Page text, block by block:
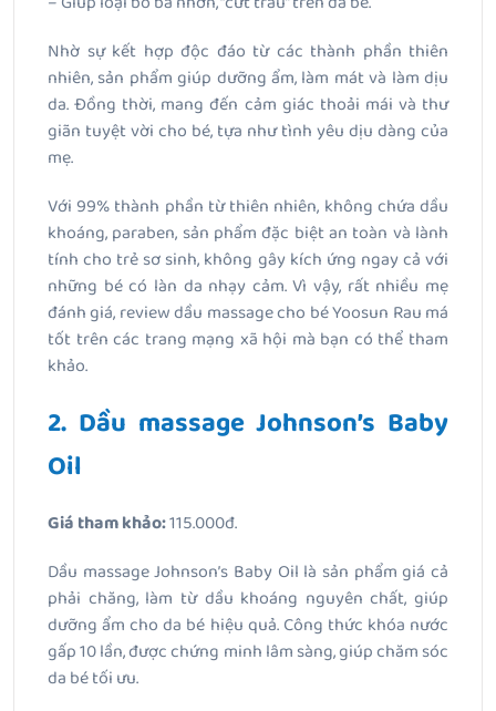
Nhờ sự kết hợp độc đáo từ các thành phần thiên
nhiên, sản phẩm giúp dưỡng ẩm, làm mát và làm dịu
da. Đồng thời, mang đến cảm giác thoải mái và thư
giãn tuyệt vời cho bé, tựa như tình yêu dịu dàng của
mẹ.
Với 99% thành phần từ thiên nhiên, không chứa dầu
khoáng, paraben, sản phẩm đặc biệt an toàn và lành
tính cho trẻ sơ sinh, không gây kích ứng ngay cả với
những bé có làn da nhạy cảm. Vì vậy, rất nhiều mẹ
đánh giá, review dầu massage cho bé Yoosun Rau má
tốt trên các trang mạng xã hội mà bạn có thể tham
khảo.
2. Dầu massage Johnson’s Baby
Oil
Giá tham khảo:115.000đ.
Dầu massage Johnson’s Baby Oil là sản phẩm giá cả
phải chăng, làm từ dầu khoáng nguyên chất, giúp
dưỡng ẩm cho da bé hiệu quả. Công thức khóa nước
gấp 10 lần, được chứng minh lâm sàng, giúp chăm sóc
da bé tối ưu.